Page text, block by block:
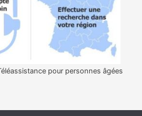
pour personnes âgées